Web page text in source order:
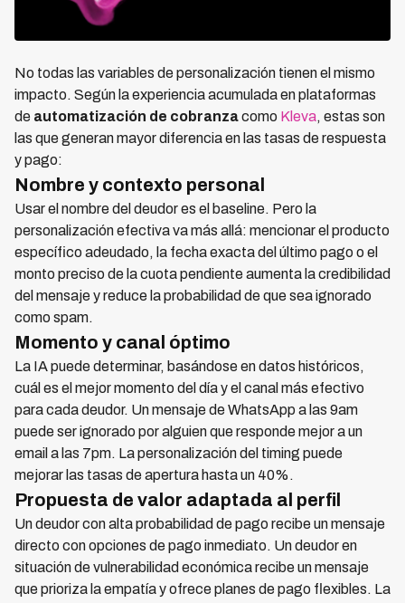
No todas las variables de personalización tienen el mismo
impacto. Según la experiencia acumulada en plataformas
de automatización de cobranzacomo Kleva, estas son
las que generan mayor diferencia en las tasas de respuesta
y pago:
Nombre y contexto personal
Usar el nombre del deudor es el baseline. Pero la
personalización efectiva va más allá: mencionar el producto
específico adeudado, la fecha exacta del último pago o el
monto preciso de la cuota pendiente aumenta la credibilidad
del mensaje y reduce la probabilidad de que sea ignorado
como spam.
Momento y canal óptimo
La IA puede determinar, basándose en datos históricos,
cuál es el mejor momento del día y el canal más efectivo
para cada deudor. Un mensaje de WhatsApp a las 9am
puede ser ignorado por alguien que responde mejor a un
email a las 7pm. La personalización del timing puede
mejorar las tasas de apertura hasta un 40%.
Propuesta de valor adaptada al perfil
Un deudor con alta probabilidad de pago recibe un mensaje
directo con opciones de pago inmediato. Un deudor en
situación de vulnerabilidad económica recibe un mensaje
que prioriza la empatía y ofrece planes de pago flexibles. La